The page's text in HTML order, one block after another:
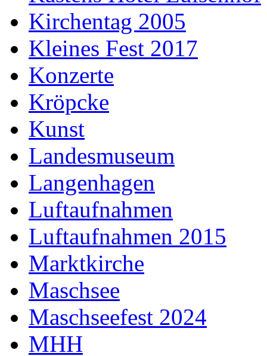
Kirchentag 2005
Kleines Fest 2017
Konzerte
Kröpcke
Kunst
Landesmuseum
Langenhagen
Luftaufnahmen
Luftaufnahmen 2015
Marktkirche
Maschsee
Maschseefest 2024
MHH